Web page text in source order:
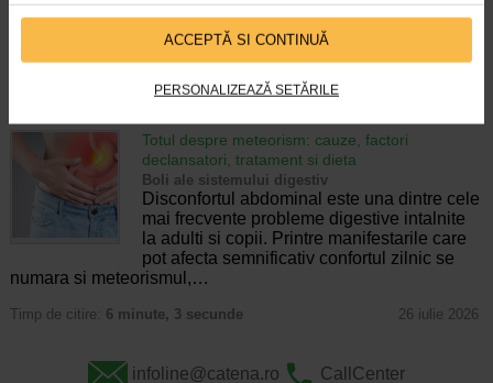
ACCEPTĂ SI CONTINUĂ
PERSONALIZEAZĂ SETĂRILE
dupa masa o senzatie de prea plin, chiar si
atunci cand nu au consumat o cantitate
foarte mare de alimente. In cele mai multe
Totul despre meteorism: cauze, factori
declansatori, tratament si dieta
Boli ale sistemului digestiv
Disconfortul abdominal este una dintre cele
mai frecvente probleme digestive intalnite
la adulti si copii. Printre manifestarile care
pot afecta semnificativ confortul zilnic se
numara si meteorismul,…
Timp de citire: 6 minute, 3 secunde 26 iulie 2026
infoline@catena.ro CallCenter